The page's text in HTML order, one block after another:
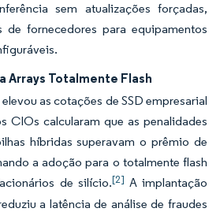
sem atualizações forçadas,
de fornecedores para equipamentos
Arrays Totalmente Flash
as cotações de SSD empresarial
CIOs calcularam que as penalidades
híbridas superavam o prêmio de
a adoção para o totalmente flash
de silício.[2] A implantação
a latência de análise de fraudes